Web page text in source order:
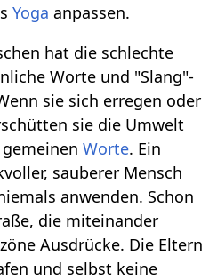
Yoga anpassen.
hat die schlechte
Worte und "Slang"-
sie sich erregen oder
sie die Umwelt
gemeinenWorte. Ein
sauberer Mensch
anwenden. Schon
die miteinander
Ausdrücke. Die Eltern
und selbst keine